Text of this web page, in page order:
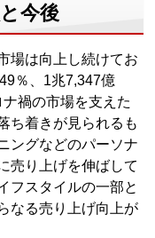
今後
場は向上し続けてお
％、1兆7,347億
禍の市場を支えた
ち着きが見られるも
ングなどのパーソナ
売り上げを伸ばして
フスタイルの一部と
なる売り上げ向上が